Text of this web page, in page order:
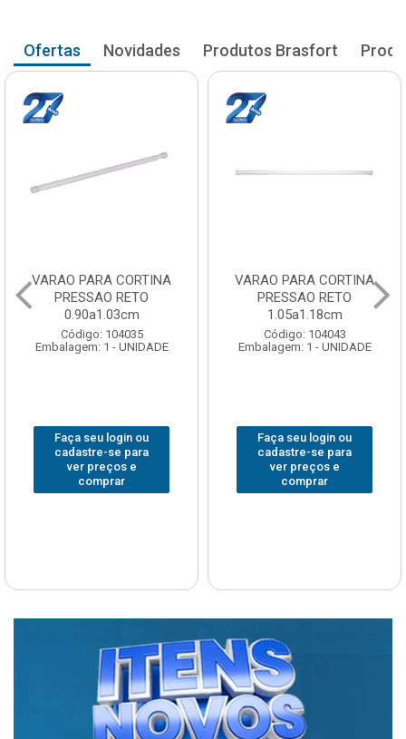
Ofertas Novidades Produtos Brasfort
VARAO PARA CORTINA
PRESSAO RETO
0.90a1.03cm
Código: 104035
Embalagem: 1 - UNIDADE
Faça seu login ou
cadastre-se para
ver preços e
comprar
VARAO PARA CORTINA
PRESSAO RETO
1.05a1.18cm
Código: 104043
Embalagem: 1 - UNIDADE
Faça seu login ou
cadastre-se para
ver preços e
comprar